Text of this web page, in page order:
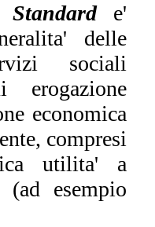
e'
delle
sociali
erogazione
economica
compresi
utilita' a
(ad esempio